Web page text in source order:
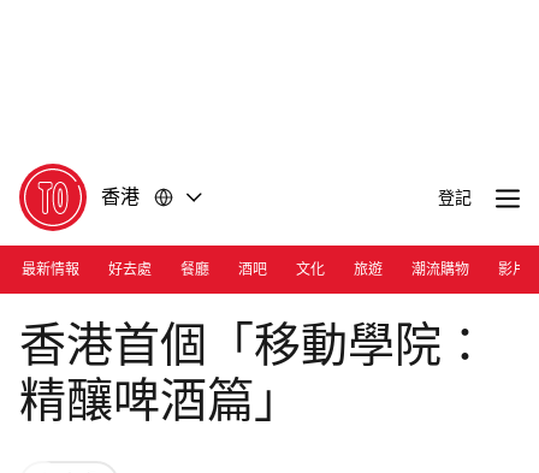
香港 登記
最新情報 好去處 餐廳 酒吧 文化 旅遊 潮流購物 影片
Photograph: Courtesy Cody out of home
香港首個「移動學院：
精釀啤酒篇」